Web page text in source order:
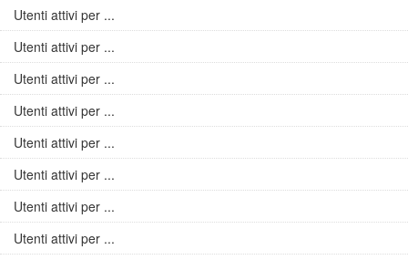
Utenti attivi per ...
Utenti attivi per ...
Utenti attivi per ...
Utenti attivi per ...
Utenti attivi per ...
Utenti attivi per ...
Utenti attivi per ...
Utenti attivi per ...